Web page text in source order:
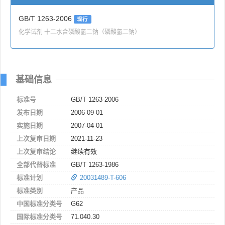
GB/T 1263-2006 现行
化学试剂 十二水合磷酸氢二钠（磷酸氢二钠）
基础信息
标准号
GB/T 1263-2006
发布日期
2006-09-01
实施日期
2007-04-01
上次复审日期
2021-11-23
上次复审结论
继续有效
全部代替标准
GB/T 1263-1986
标准计划
20031489-T-606
标准类别
产品
中国标准分类号
G62
国际标准分类号
71.040.30